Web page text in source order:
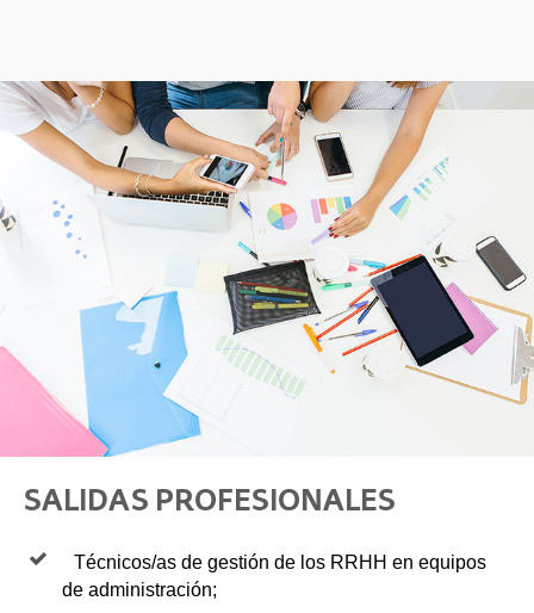
SALIDAS PROFESIONALES
Técnicos/as de gestión de los RRHH en equipos
de administración;